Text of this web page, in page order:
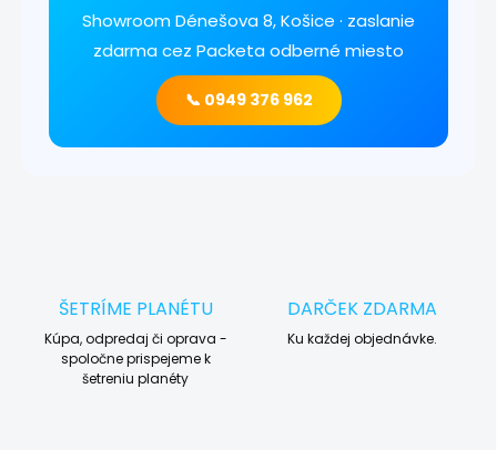
Showroom Dénešova 8, Košice · zaslanie
zdarma cez Packeta odberné miesto
📞 0949 376 962
ŠETRÍME PLANÉTU
Kúpa, odpredaj či oprava -
spoločne prispejeme k
šetreniu planéty
DARČEK ZDARMA
Ku každej objednávke.